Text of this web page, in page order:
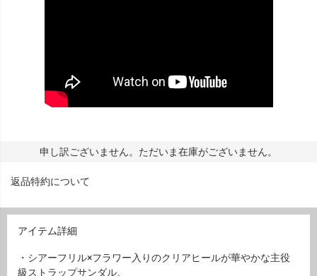
申し訳ございません。ただいま在庫がございません。
返品特約について
アイテム詳細
・シアーフリル×フラワー入りのクリアヒールが華やかな主役
級ストラップサンダル。